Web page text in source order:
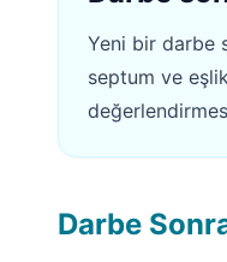
Yeni bir darbe
septum ve
Darbe